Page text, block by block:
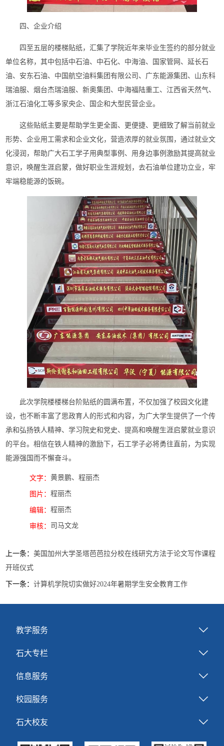
四、企业介绍
四至五层的楼梯贴纸，汇集了学院近年来毕业生签约的部分就业
单位名称，其中包括中石油、中石化、中海油、国家管网、延长石
油、安东石油、中国航空油料集团有限公司、广东能源集团、山东科
瑞油服、烟台杰瑞油服、新奥集团、中海福陆重工、江西省天然气、
浙江石油化工等多家央企、国企和大型民营企业。
这些贴纸主要是帮助学生更全面、更便捷、更细致了解当前就业
形势、企业用工需求和企业文化，营造浓厚的就业氛围，通过就业文
化浸润，帮助广大石工学子用典型事例、用身边事例激励其提高就业
意识，唤醒生涯启蒙，做好职业生涯规划，去石油单位建功立业，牢
牢端稳能源的饭碗。
此次学院楼楼梯台阶贴纸的圆满布置 ，不仅加强 了校园文化建
设，也不断丰富了思政育人的形式和内容， 为广大学生提供了一个传
承和弘扬铁人精神、学习 院史和党史、提高和唤醒生涯启蒙就业意识
的平台。相信在铁人精神的激励下，石工学子必将勇往直前，为实现
能源强国而不懈奋斗。
文字：黄景鹏、程丽杰
图片：程丽杰
编辑：程丽杰
审核： 司马文龙
上一条：美国加州大学圣塔芭芭拉分校在线研究方法于论文写作课程
开班仪式
下一条：计算机学院切实做好2024年暑期学生安全教育工作
教学服务
石大专栏
信息服务
校园服务
石大校友